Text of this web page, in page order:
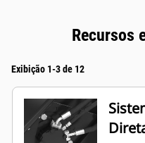
Recursos
Exibição 1-3 de 12